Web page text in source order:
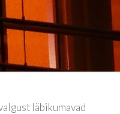
läbikumavad